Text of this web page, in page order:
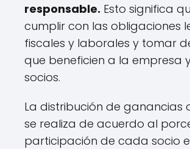
responsable. Esto significa
cumplir con las obligaciones
fiscales y laborales y tomar
que beneficien a la empresa
socios.
La distribución de ganancias
se realiza de acuerdo al
participación de cada socio